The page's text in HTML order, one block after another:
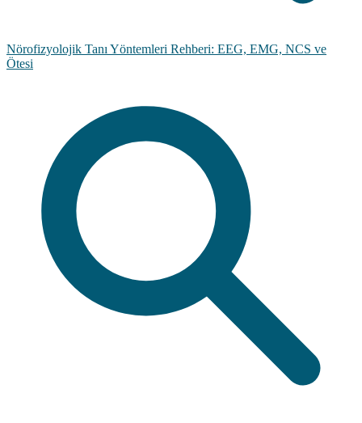
Nörofizyolojik Tanı Yöntemleri Rehberi: EEG, EMG, NCS ve
Ötesi